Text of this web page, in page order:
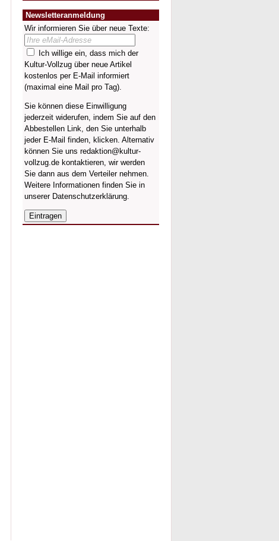
Newsletteranmeldung
Wir informieren Sie über neue Texte:
Ich willige ein, dass mich der
Kultur-Vollzug über neue Artikel
kostenlos per E-Mail informiert
(maximal eine Mail pro Tag).
Sie können diese Einwilligung
jederzeit widerufen, indem Sie auf den
Abbestellen Link, den Sie unterhalb
jeder E-Mail finden, klicken. Alternativ
können Sie uns redaktion@kultur-
vollzug.de kontaktieren, wir werden
Sie dann aus dem Verteiler nehmen.
Weitere Informationen finden Sie in
unserer Datenschutzerklärung.